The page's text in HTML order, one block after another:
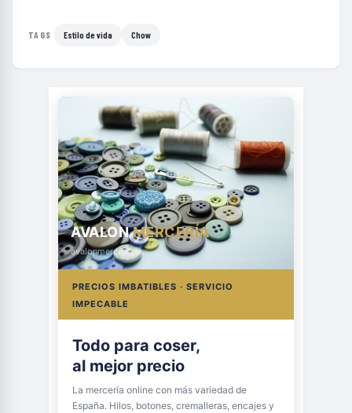
TAGS Estilo de vida Chow
AVALONMERCERÍA
avalonmerceria.es
PRECIOS IMBATIBLES · SERVICIO
IMPECABLE
Todo para coser,
al mejor precio
La mercería online con más variedad de
España. Hilos, botones, cremalleras, encajes y